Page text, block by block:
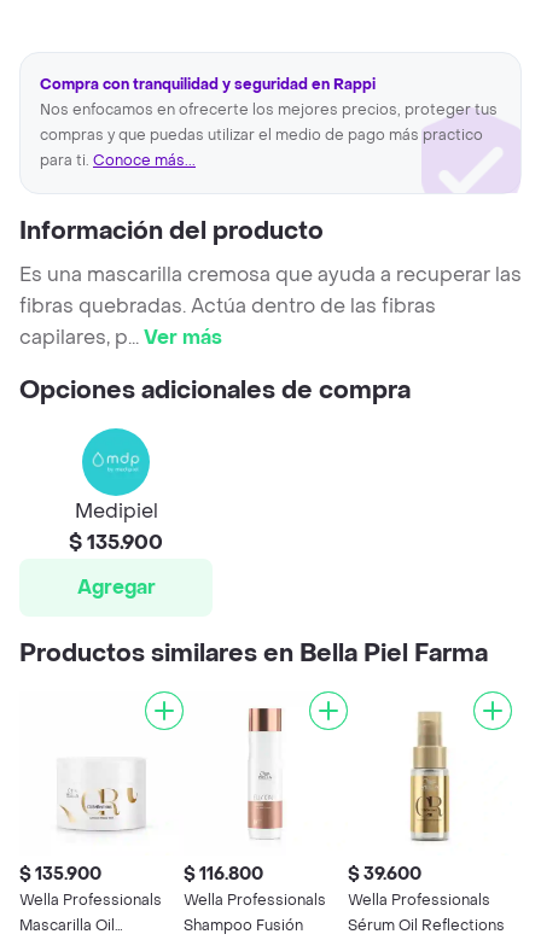
Compra con tranquilidad y seguridad en Rappi
Nos enfocamos en ofrecerte los mejores precios, proteger tus
compras y que puedas utilizar el medio de pago más practico
para ti. Conoce más...
Información del producto
Es una mascarilla cremosa que ayuda a recuperar las
fibras quebradas. Actúa dentro de las fibras
capilares, p...Ver más
Opciones adicionales de compra
Medipiel
$ 135.900
Agregar
Productos similares en Bella Piel Farma
$ 135.900
Wella Professionals
Mascarilla Oil
$ 116.800
Wella Professionals
Shampoo Fusión
$ 39.600
Wella Professionals
Sérum Oil Reflections